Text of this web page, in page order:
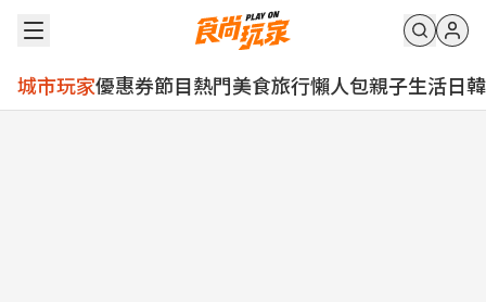
城市玩家優惠券節目熱門美食旅行懶人包親子生活日韓